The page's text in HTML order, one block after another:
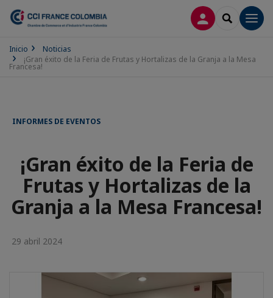
CONECTARSE
SEARCH
Inicio
Noticias
¡Gran éxito de la Feria de Frutas y Hortalizas de la Granja a la Mesa
Francesa!
INFORMES DE EVENTOS
¡Gran éxito de la Feria de
Frutas y Hortalizas de la
Granja a la Mesa Francesa!
29 abril 2024